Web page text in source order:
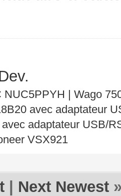
NUC5PPYH | Wago
avec adaptateur
adaptateur USB/
VSX921
Next Newest